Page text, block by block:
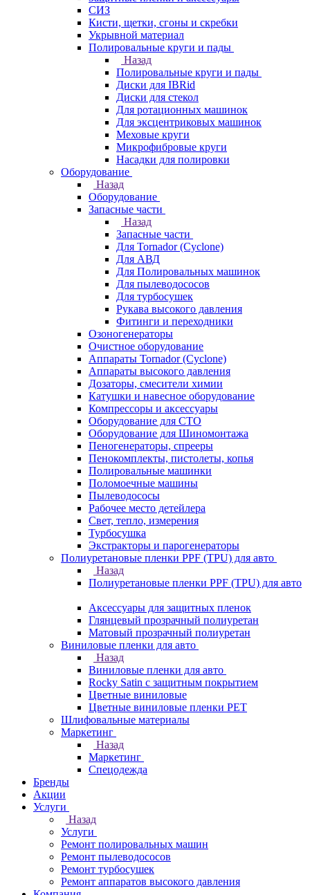
СИЗ
Кисти, щетки, сгоны и скребки
Укрывной материал
Полировальные круги и пады
Назад
Полировальные круги и пады
Диски для IBRid
Диски для стекол
Для ротационных машинок
Для эксцентриковых машинок
Меховые круги
Микрофибровые круги
Насадки для полировки
Оборудование
Назад
Оборудование
Запасные части
Назад
Запасные части
Для Tornador (Cyclone)
Для АВД
Для Полировальных машинок
Для пылеводососов
Для турбосушек
Рукава высокого давления
Фитинги и переходники
Озоногенераторы
Очистное оборудование
Аппараты Tornador (Cyclone)
Аппараты высокого давления
Дозаторы, смесители химии
Катушки и навесное оборудование
Компрессоры и аксессуары
Оборудование для СТО
Оборудование для Шиномонтажа
Пеногенераторы, спрееры
Пенокомплекты, пистолеты, копья
Полировальные машинки
Поломоечные машины
Пылеводососы
Рабочее место детейлера
Свет, тепло, измерения
Турбосушка
Экстракторы и парогенераторы
Полиуретановые пленки PPF (TPU) для авто
Назад
Полиуретановые пленки PPF (TPU) для авто
Аксессуары для защитных пленок
Глянцевый прозрачный полиуретан
Матовый прозрачный полиуретан
Виниловые пленки для авто
Назад
Виниловые пленки для авто
Rocky Satin с защитным покрытием
Цветные виниловые
Цветные виниловые пленки PET
Шлифовальные материалы
Маркетинг
Назад
Маркетинг
Спецодежда
Бренды
Акции
Услуги
Назад
Услуги
Ремонт полировальных машин
Ремонт пылеводососов
Ремонт турбосушек
Ремонт аппаратов высокого давления